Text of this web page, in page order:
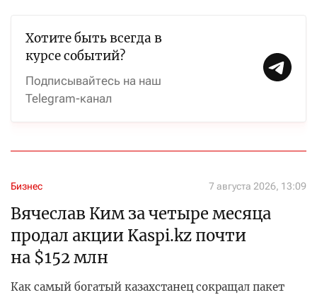
Хотите быть всегда в
курсе событий?
Подписывайтесь на наш
Telegram-канал
Бизнес 7 августа 2026, 13:09
Вячеслав Ким за четыре месяца
продал акции Kaspi.kz почти
на $152 млн
Как самый богатый казахстанец сокращал пакет